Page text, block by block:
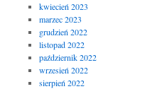
kwiecień 2023
marzec 2023
grudzień 2022
listopad 2022
październik 2022
wrzesień 2022
sierpień 2022